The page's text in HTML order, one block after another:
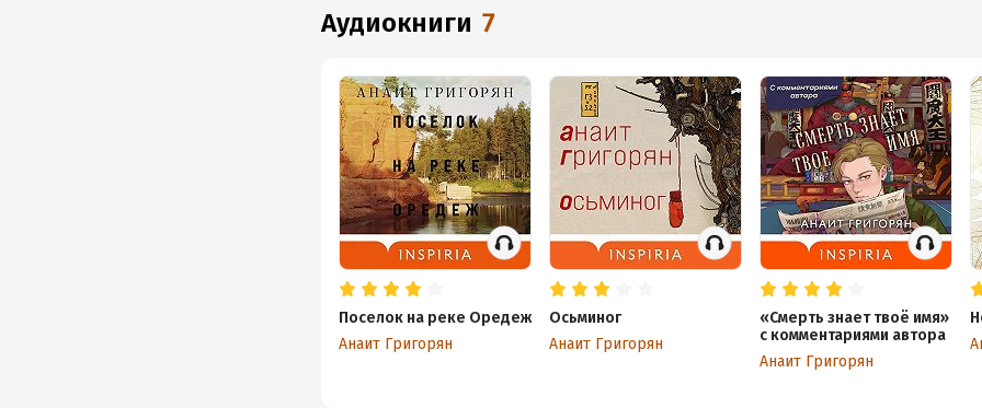
аудиокниги 7
Поселок на реке Оредеж
Анаит Григорян
Осьминог
Анаит Григорян
«Смерть знает твоё имя»
с комментариями автора
Анаит Григорян